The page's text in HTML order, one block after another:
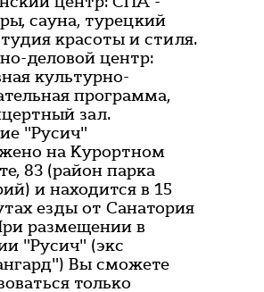
сауна, турецкий
красоты и стиля.
деловой центр:
культурно-
программа,
зал.
"Русич"
на Курортном
83 (район парка
и находится в 15
езды от Санатория
размещении в
"Русич" (экс
Вы сможете
только